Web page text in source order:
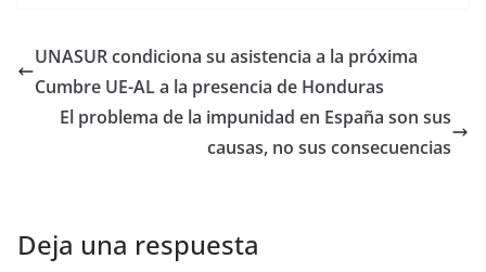
UNASUR condiciona su asistencia a la próxima
Cumbre UE-AL a la presencia de Honduras
El problema de la impunidad en España son sus
causas, no sus consecuencias
Deja una respuesta